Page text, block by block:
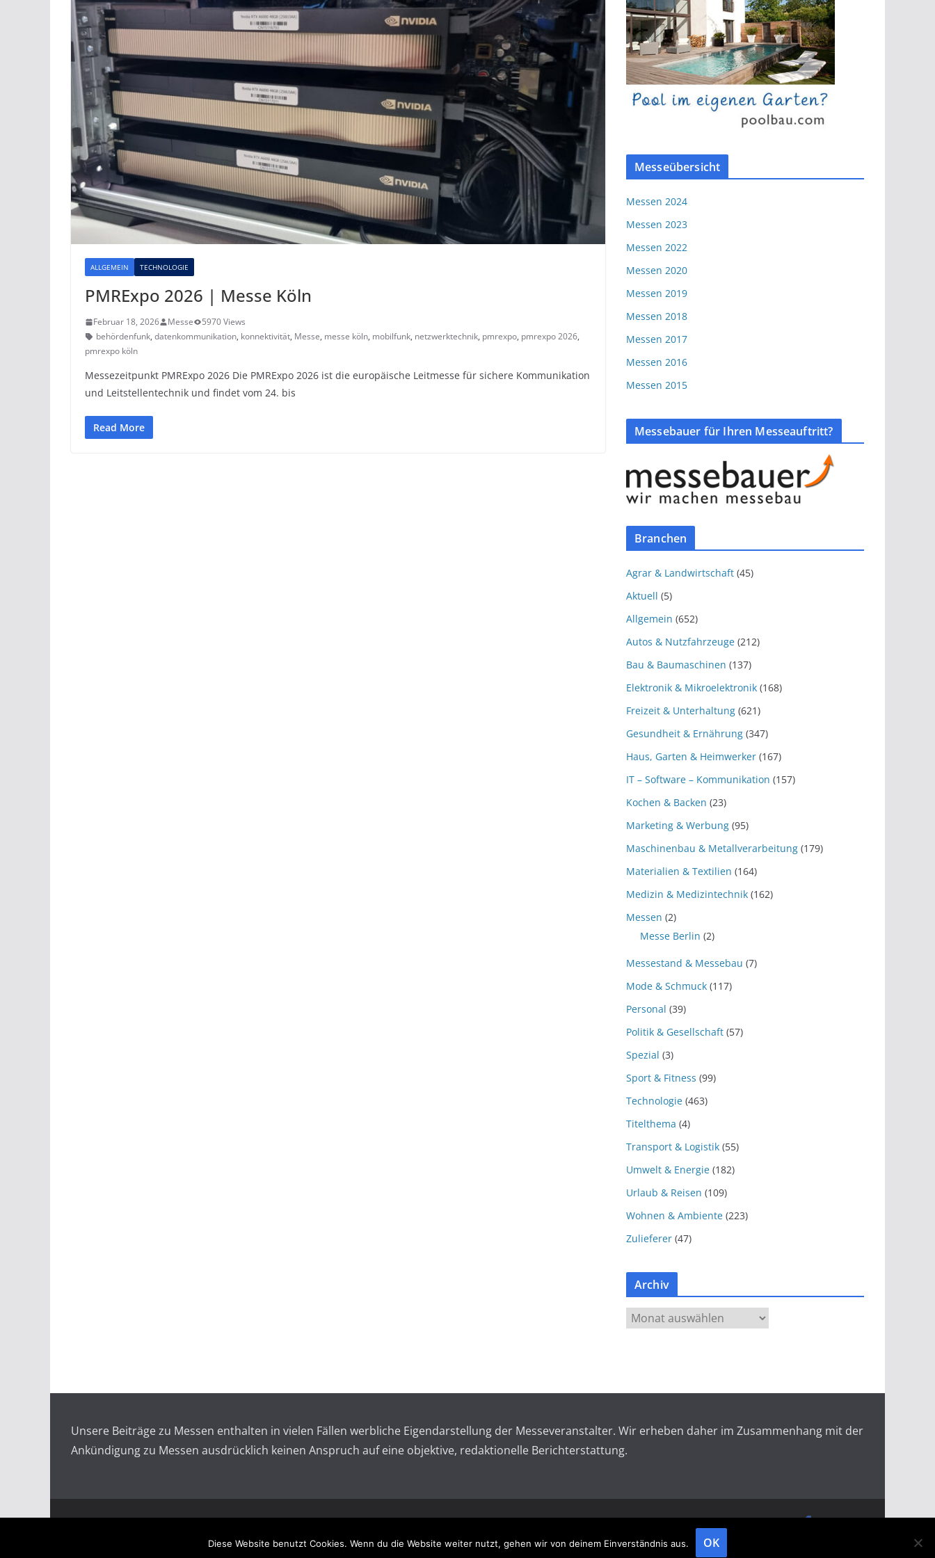
ALLGEMEIN TECHNOLOGIE
PMRExpo 2026 | Messe Köln
Februar 18, 2026 Messe
5970 Views
behördenfunk, datenkommunikation, konnektivität, Messe, messe köln, mobilfunk, netzwerktechnik, pmrexpo, pmrexpo 2026,
pmrexpo köln
Messezeitpunkt PMRExpo 2026 Die PMRExpo 2026 ist die europäische Leitmesse für sichere Kommunikation
und Leitstellentechnik und findet vom 24. bis
Read More
Messeübersicht
Messen 2024
Messen 2023
Messen 2022
Messen 2020
Messen 2019
Messen 2018
Messen 2017
Messen 2016
Messen 2015
Messebauer für Ihren Messeauftritt?
Branchen
Agrar & Landwirtschaft (45)
Aktuell (5)
Allgemein (652)
Autos & Nutzfahrzeuge (212)
Bau & Baumaschinen (137)
Elektronik & Mikroelektronik (168)
Freizeit & Unterhaltung (621)
Gesundheit & Ernährung (347)
Haus, Garten & Heimwerker (167)
IT – Software – Kommunikation (157)
Kochen & Backen (23)
Marketing & Werbung (95)
Maschinenbau & Metallverarbeitung (179)
Materialien & Textilien (164)
Medizin & Medizintechnik (162)
Messen (2)
Messe Berlin (2)
Messestand & Messebau (7)
Mode & Schmuck (117)
Personal (39)
Politik & Gesellschaft (57)
Spezial (3)
Sport & Fitness (99)
Technologie (463)
Titelthema (4)
Transport & Logistik (55)
Umwelt & Energie (182)
Urlaub & Reisen (109)
Wohnen & Ambiente (223)
Zulieferer (47)
Archiv
r
Unsere Beiträge zu Messen enthalten in vielen Fällen werbliche Eigendarstellung der Messeveranstalter. Wir erheben daher im Zusammenhang mit der
Ankündigung zu Messen ausdrücklich keinen Anspruch auf eine objektive, redaktionelle Berichterstattung.
Datenschutz
Diese Website benutzt Cookies. Wenn du die Website weiter nutzt, gehen wir von deinem Einverständnis aus. OK